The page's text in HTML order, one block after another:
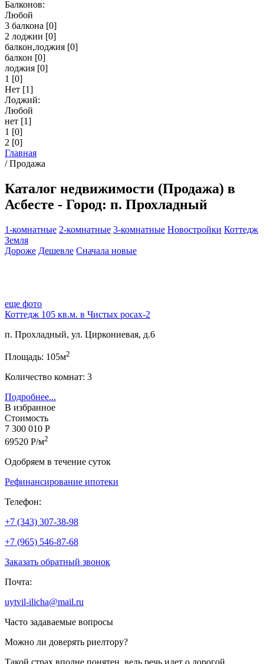
Балконов:
Любой
3 балкона [0]
2 лоджии [0]
балкон,лоджия [0]
балкон [0]
лоджия [0]
1 [0]
Нет [1]
Лоджий:
Любой
нет [1]
1 [0]
2 [0]
Главная
/Продажа
Каталог недвижимости (Продажа) в
Асбесте - Город: п. Прохладный
1-комнатные 2-комнатные 3-комнатные Новостройки Коттедж
Земля
Дороже Дешевле Сначала новые
еще фото
Коттедж 105 кв.м. в Чистых росах-2
п. Прохладный, ул. Циркониевая, д.6
Площадь: 105м2
Количество комнат: 3
Подробнее...
В избранное
Стоимость
7 300 010 Р
69520 Р/м2
Одобряем в течение суток
Рефинансирование ипотеки
Телефон:
+7 (343) 307-38-98
+7 (965) 546-87-68
Заказать обратный звонок
Почта:
uytvil-ilicha@mail.ru
Часто задаваемые вопросы
Можно ли доверять риелтору?